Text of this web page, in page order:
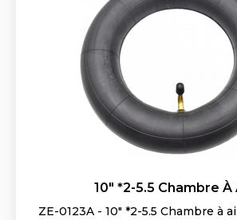
10" *2-5.5 Chambre À
ZE-0123A - 10" *2-5.5 Chambre à